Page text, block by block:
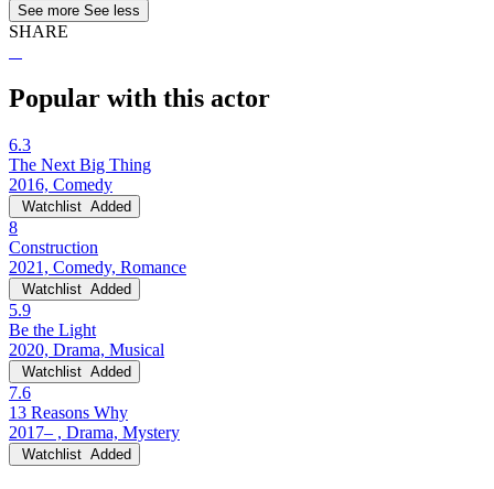
See more See less
SHARE
Popular with this actor
6.3
The Next Big Thing
2016, Comedy
Watchlist Added
8
Construction
2021, Comedy, Romance
Watchlist Added
5.9
Be the Light
2020, Drama, Musical
Watchlist Added
7.6
13 Reasons Why
2017– , Drama, Mystery
Watchlist Added